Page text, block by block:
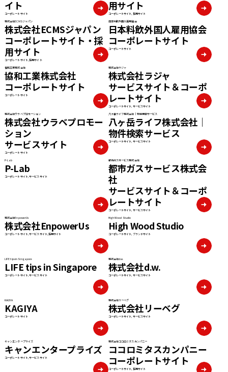
イト
コーポレートサイト
用サイト
コーポレートサイト, 採用サイト
株式会社ECMSジャパン
株式会社ECMSジャパン
コーポレートサイト・採
用サイト
コーポレートサイト, 採用サイト
日本料飲外国人雇用協会
日本料飲外国人雇用協会
コーポレートサイト
コーポレートサイト
協和工業株式会社
協和工業株式会社
コーポレートサイト
コーポレートサイト
株式会社ラジャ
株式会社ラジャ
サービスサイト＆コーポ
レートサイト
コーポレートサイト, サービスサイト
株式会社ウラベプロモーション
株式会社ウラベプロモー
ション
サービスサイト
コーポレートサイト
八ヶ岳ライフ株式会社｜物件検索サービス
八ヶ岳ライフ株式会社｜
物件検索サービス
コーポレートサイト, サービスサイト
P-Lab
P-Lab
コーポレートサイト, サービスサイト
都市ガスサービス株式会社
都市ガスサービス株式会
社
サービスサイト＆コーポ
レートサイト
コーポレートサイト, サービスサイト
株式会社EnpowerUs
株式会社EnpowerUs
コーポレートサイト, サービスサイト, 採用サイト
High Wood Studio
High Wood Studio
コーポレートサイト, ブランドサイト
LIFE tips in Singapore
LIFE tips in Singapore
コーポレートサイト, サービスサイト
株式会社d.w.
株式会社d.w.
コーポレートサイト, サービスサイト
KAGIYA
KAGIYA
コーポレートサイト
株式会社リーベグ
株式会社リーベグ
コーポレートサイト, サービスサイト
キャンエンタープライズ
キャンエンタープライズ
コーポレートサイト, サービスサイト
株式会社ココロミタスカンパニー
ココロミタスカンパニー
コーポレートサイト
コーポレートサイト, 採用サイト